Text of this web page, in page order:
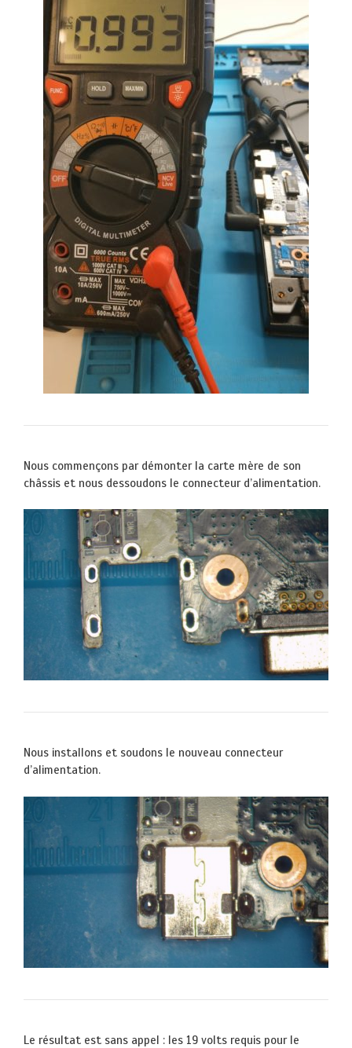
Nous commençons par démonter la carte mère de son
châssis et nous dessoudons le connecteur d’alimentation.
Nous installons et soudons le nouveau connecteur
d’alimentation.
Le résultat est sans appel : les 19 volts requis pour le